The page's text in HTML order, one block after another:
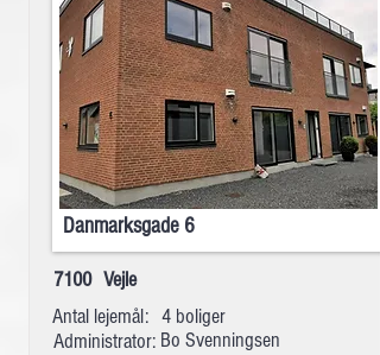
Danmarksgade 6
7100 Vejle
Antal lejemål:
Administrator:
4 boliger
Bo Svenningsen